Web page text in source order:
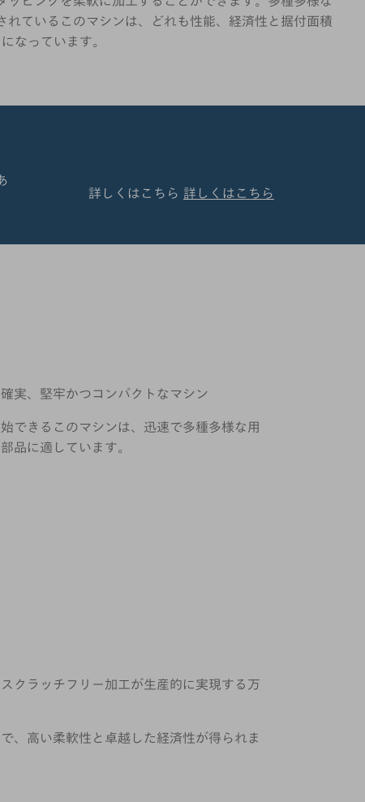
ているこのマシンは、どれも性能、経済性と据付面積
なっています。
詳しくはこちら 詳しくはこちら
実、堅牢かつコンパクトなマシン
できるこのマシンは、迅速で多種多様な用
品に適しています。
クラッチフリー加工が生産的に実現する万
、高い柔軟性と卓越した経済性が得られま